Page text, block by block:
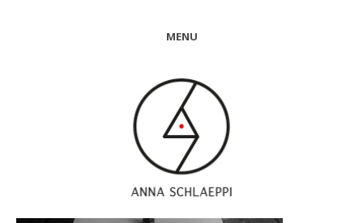
MENU